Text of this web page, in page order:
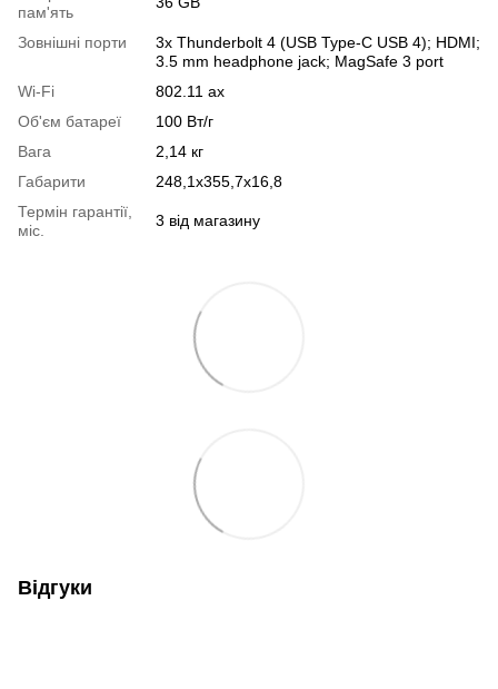
пам'ять
Зовнішні порти
3x Thunderbolt 4 (USB Type-C USB 4); HDMI;
3.5 mm headphone jack; MagSafe 3 port
Wi-Fi
802.11 ax
Об'єм батареї
100 Вт/г
Вага
2,14 кг
Габарити
248,1x355,7x16,8
Термін гарантії,
міс.
3 від магазину
Відгуки